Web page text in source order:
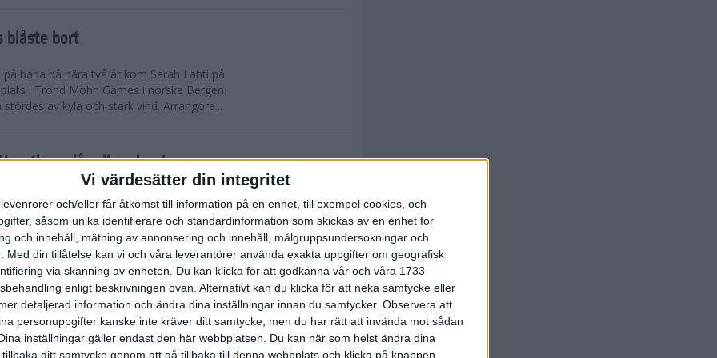
Vi värdesätter din integritet
och/eller får åtkomst till information på en enhet, till exempel cookies, och
såsom unika identifierare och standardinformation som skickas av en enhet for
och innehåll, mätning av annonsering och innehåll, målgruppsundersokningar och
Med din tillåtelse kan vi och våra leverantörer använda exakta uppgifter om geografisk
via skanning av enheten. Du kan klicka för att godkänna vår och våra 1733
enligt beskrivningen ovan. Alternativt kan du klicka för att neka samtycke eller
detaljerad information och ändra dina inställningar innan du samtycker. Observera att
personuppgifter kanske inte kräver ditt samtycke, men du har rätt att invända mot sådan
inställningar gäller endast den här webbplatsen. Du kan när som helst ändra dina
ditt samtycke genom att gå tillbaka till denna webbplats och klicka på knappen
blåste bort
bana på nära två år kom Sarah Lahti på
i Trond Mohn Games i norska Bergen.
av kyla och stark vind. Arrangöre...
slår alla rekord
i mål. Rekord i båda fallen. Det är 1863 fler
på adidas Stockholm Marathon. Och trots de
sjukdomsfall.
och dubbelt Etiopien i
Stockholm Marathon 2025
Marathon vanns i herrklassen av Onemus
och av Shewarge Alene från Etiopien i